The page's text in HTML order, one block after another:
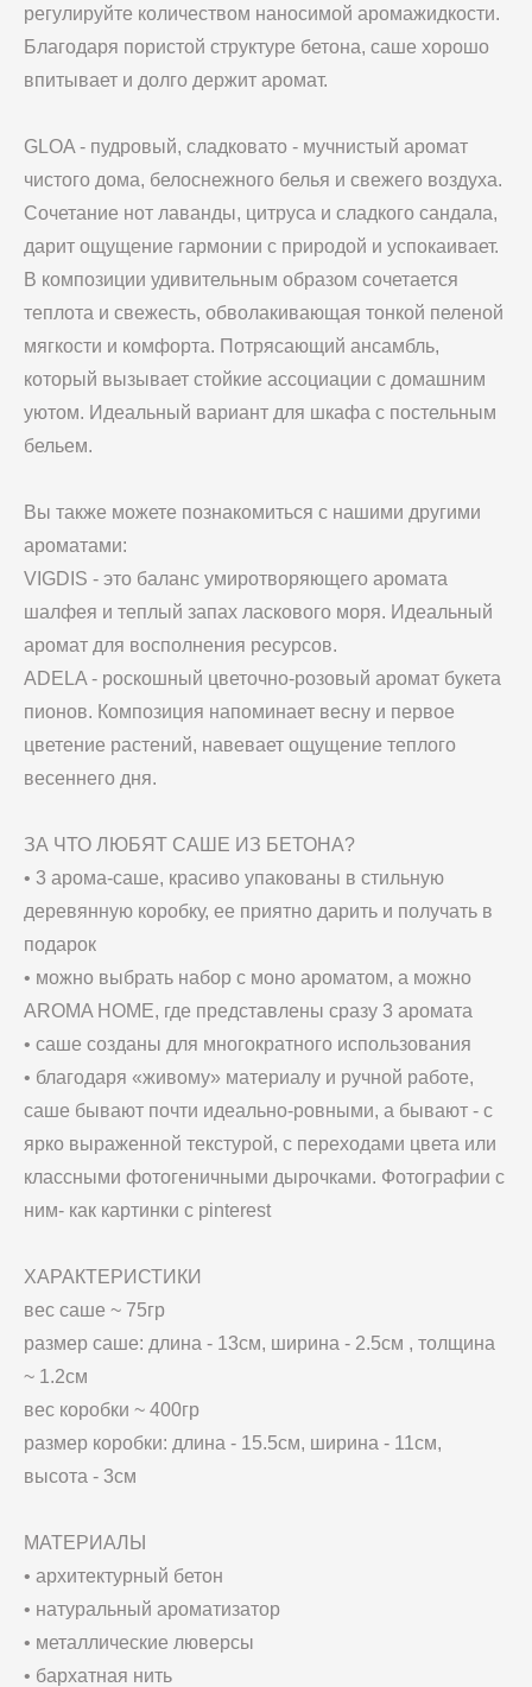
регулируйте количеством наносимой аромажидкости.
Благодаря пористой структуре бетона, саше хорошо
впитывает и долго держит аромат.
GLOA - пудровый, сладковато - мучнистый аромат
чистого дома, белоснежного белья и свежего воздуха.
Сочетание нот лаванды, цитруса и сладкого сандала,
дарит ощущение гармонии с природой и успокаивает.
В композиции удивительным образом сочетается
теплота и свежесть, обволакивающая тонкой пеленой
мягкости и комфорта. Потрясающий ансамбль,
который вызывает стойкие ассоциации с домашним
уютом. Идеальный вариант для шкафа с постельным
бельем.
Вы также можете познакомиться с нашими другими
ароматами:
VIGDIS - это баланс умиротворяющего аромата
шалфея и теплый запах ласкового моря. Идеальный
аромат для восполнения ресурсов.
ADELA - роскошный цветочно-розовый аромат букета
пионов. Композиция напоминает весну и первое
цветение растений, навевает ощущение теплого
весеннего дня.
ЗА ЧТО ЛЮБЯТ САШЕ ИЗ БЕТОНА?
• 3 арома-саше, красиво упакованы в стильную
деревянную коробку, ее приятно дарить и получать в
подарок
• можно выбрать набор с моно ароматом, а можно
AROMA HOME, где представлены сразу 3 аромата
• саше созданы для многократного использования
• благодаря «живому» материалу и ручной работе,
саше бывают почти идеально-ровными, а бывают - с
ярко выраженной текстурой, с переходами цвета или
классными фотогеничными дырочками. Фотографии с
ним- как картинки с pinterest
ХАРАКТЕРИСТИКИ
вес саше ~ 75гр
размер саше: длина - 13см, ширина - 2.5см , толщина
~ 1.2см
вес коробки ~ 400гр
размер коробки: длина - 15.5см, ширина - 11см,
высота - 3см
МАТЕРИАЛЫ
• архитектурный бетон
• натуральный ароматизатор
• металлические люверсы
• бархатная нить